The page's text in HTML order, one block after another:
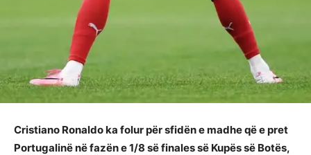
Cristiano Ronaldo ka folur për sfidën e madhe që e pret
Portugalinë në fazën e 1/8 së finales së Kupës së Botës,